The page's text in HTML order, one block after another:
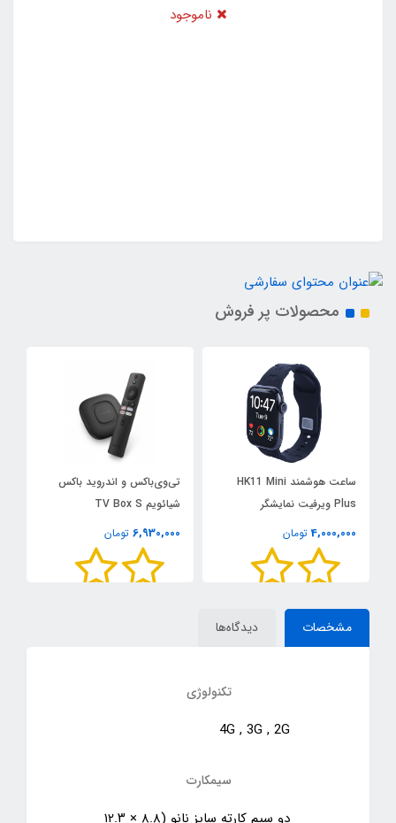
ناموجود
محصولات پر فروش
ساعت هوشمند HK11 Mini
Plus ویرفیت نمایشگر
AMOLED
4,000,000 تومان
تی‌وی‌باکس و اندروید باکس
شیائویم TV Box S
6,930,000 تومان
مشخصات دیدگاه‌ها
تکنولوژی
4G , 3G , 2G
سیمکارت